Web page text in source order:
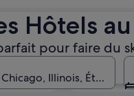
Hôtels
pour faire du
: vérifiez la